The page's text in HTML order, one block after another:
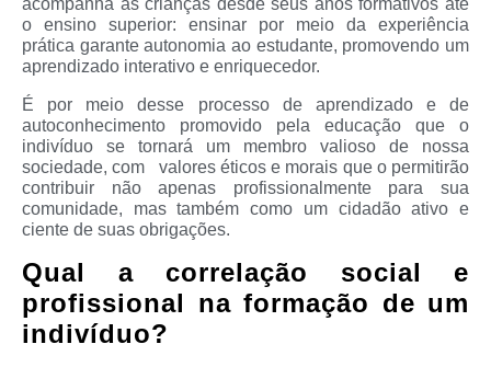
acompanha as crianças desde seus anos formativos até
o ensino superior: ensinar por meio da experiência
prática garante autonomia ao estudante, promovendo um
aprendizado interativo e enriquecedor.
É por meio desse processo de aprendizado e de
autoconhecimento promovido pela educação que o
indivíduo se tornará um membro valioso de nossa
sociedade, com valores éticos e morais que o permitirão
contribuir não apenas profissionalmente para sua
comunidade, mas também como um cidadão ativo e
ciente de suas obrigações.
Qual a correlação social e
profissional na formação de um
indivíduo?